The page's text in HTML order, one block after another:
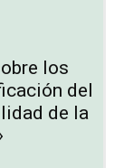
los
del
de la